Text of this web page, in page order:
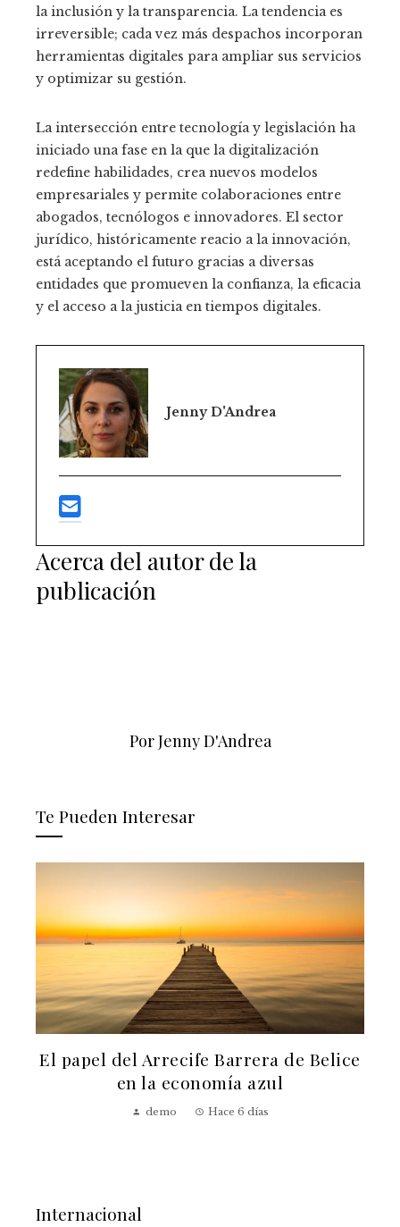
la inclusión y la transparencia. La tendencia es
irreversible; cada vez más despachos incorporan
herramientas digitales para ampliar sus servicios
y optimizar su gestión.
La intersección entre tecnología y legislación ha
iniciado una fase en la que la digitalización
redefine habilidades, crea nuevos modelos
empresariales y permite colaboraciones entre
abogados, tecnólogos e innovadores. El sector
jurídico, históricamente reacio a la innovación,
está aceptando el futuro gracias a diversas
entidades que promueven la confianza, la eficacia
y el acceso a la justicia en tiempos digitales.
Jenny D'Andrea
Acerca del autor de la
publicación
Por Jenny D'Andrea
Te Pueden Interesar
El papel del Arrecife Barrera de Belice
en la economía azul
demo Hace 6 días
Internacional